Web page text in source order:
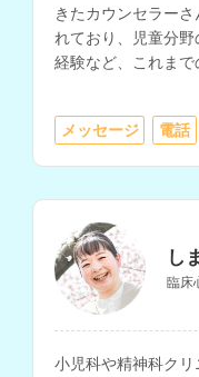
きたカウンセラー
れており、児童分
経験など、これま
可能です。ファイ
で、お金に関する
メッセージ 電話
し
臨床
小児科や精神科ク